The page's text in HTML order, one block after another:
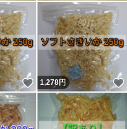
いいね！
1,278円